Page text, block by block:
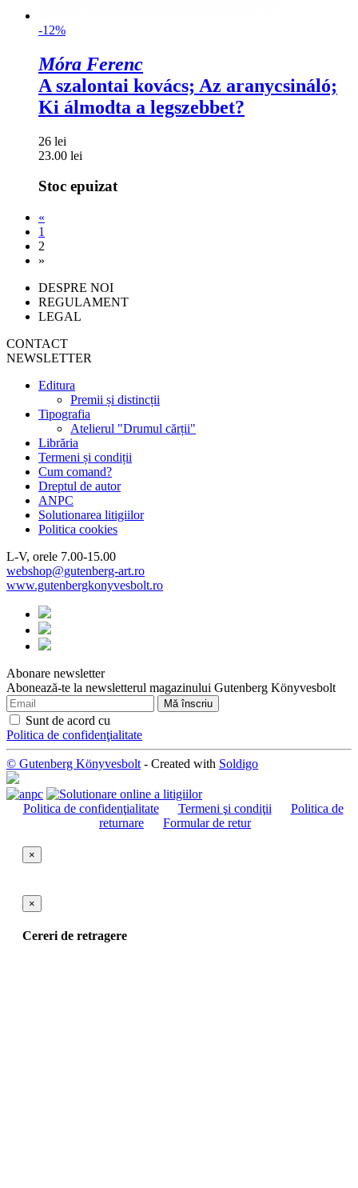
-12%
Móra Ferenc
A szalontai kovács; Az aranycsináló;
Ki álmodta a legszebbet?
26 lei
23.00 lei
Stoc epuizat
«
1
2
»
DESPRE NOI
REGULAMENT
LEGAL
CONTACT
NEWSLETTER
Editura
Premii și distincții
Tipografia
Atelierul "Drumul cărții"
Librăria
Termeni și condiții
Cum comand?
Dreptul de autor
ANPC
Solutionarea litigiilor
Politica cookies
L-V, orele 7.00-15.00
webshop@gutenberg-art.ro
www.gutenbergkonyvesbolt.ro
Abonare newsletter
Abonează-te la newsletterul magazinului Gutenberg Könyvesbolt
Sunt de acord cu
Politica de confidenţialitate
© Gutenberg Könyvesbolt - Created with Soldigo
Politica de confidenţialitate Termeni şi condiţii
Politica de
returnare
Formular de retur
×
×
Cereri de retragere